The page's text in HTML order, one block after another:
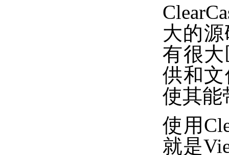
大的
有很
供和
使其能
使用
就是